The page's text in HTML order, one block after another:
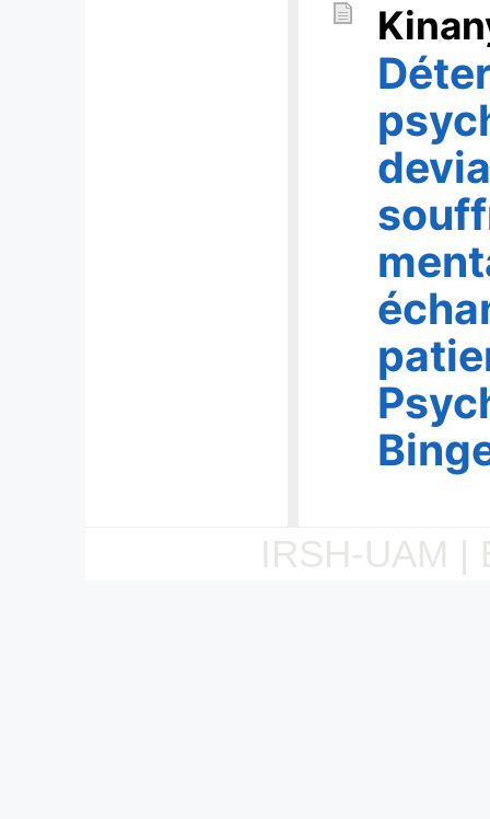
IRSH-UAM |